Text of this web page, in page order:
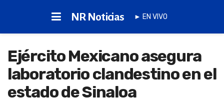
NR Noticias ► EN VIVO
Ejército Mexicano asegura
laboratorio clandestino en el
estado de Sinaloa